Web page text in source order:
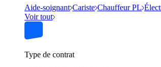
Aide-soignant Cariste Chauffeur PL
Voir tout
Type de contrat